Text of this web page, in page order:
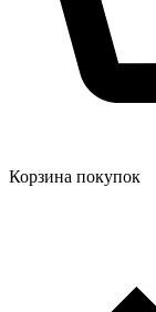
Корзина покупок